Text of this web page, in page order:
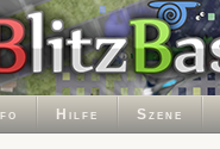
Hilfe Szene